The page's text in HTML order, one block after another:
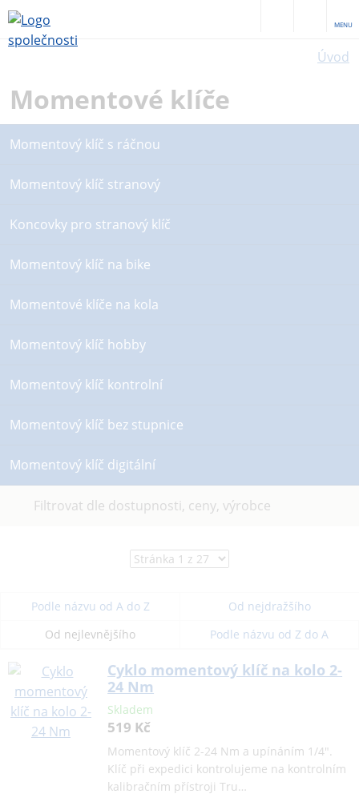
MENU
Úvod
Momentové klíče
Momentový klíč s ráčnou
Momentový klíč stranový
Koncovky pro stranový klíč
Momentový klíč na bike
Momentové klíče na kola
Momentový klíč hobby
Momentový klíč kontrolní
Momentový klíč bez stupnice
Momentový klíč digitální
Filtrovat dle dostupnosti, ceny, výrobce
Podle názvu od A do Z
Od nejdražšího
Od nejlevnějšího
Podle názvu od Z do A
Cyklo momentový klíč na kolo 2-
24 Nm
Skladem
519 Kč
Momentový klíč 2-24 Nm a upínáním 1/4".
Klíč při expedici kontrolujeme na kontrolním
kalibračním přístroji Tru…